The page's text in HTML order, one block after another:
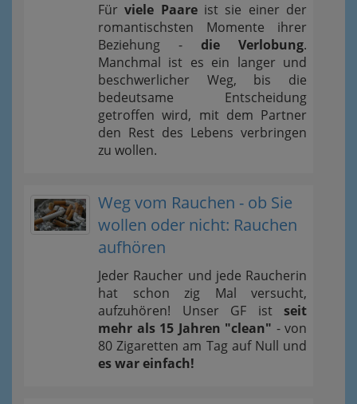
Fürviele Paareist sie einer der
romantischsten Momente ihrer
Beziehung - die Verlobung.
Manchmal ist es ein langer und
beschwerlicher Weg, bis die
bedeutsame Entscheidung
getroffen wird, mit dem Partner
den Rest des Lebens verbringen
zu wollen.
Weg vom Rauchen - ob Sie
wollen oder nicht: Rauchen
aufhören
Jeder Raucher und jede Raucherin
hat schon zig Mal versucht,
aufzuhören! Unser GF ist seit
mehr als 15 Jahren "clean" - von
80 Zigaretten am Tag auf Null und
es war einfach!